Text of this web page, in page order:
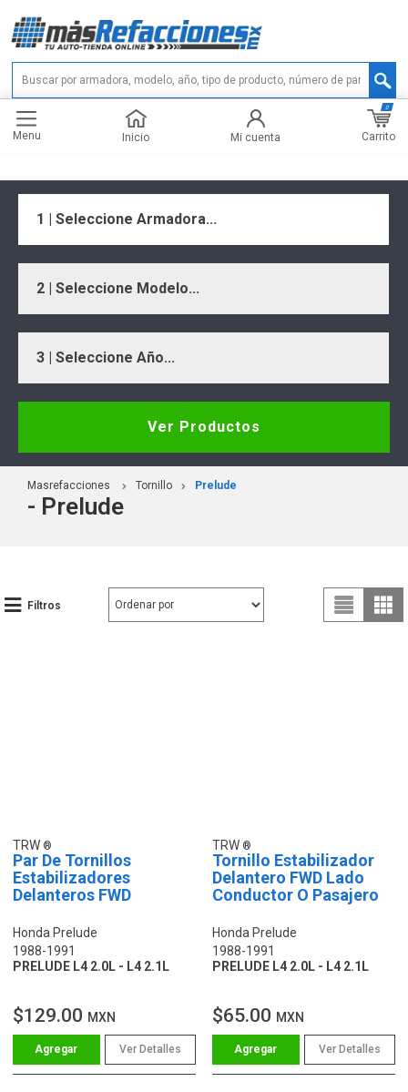
Menu Inicio Mi cuenta Carrito
0
1 | Seleccione Armadora...
2 | Seleccione Modelo...
3 | Seleccione Año...
Ver Productos
Masrefacciones Tornillo Prelude
- Prelude
Filtros
TRW
Par De Tornillos
Estabilizadores
Delanteros FWD
Honda Prelude
1988-1991
PRELUDE L4 2.0L - L4 2.1L
$129.00 MXN
Ver Detalles
TRW
Tornillo Estabilizador
Delantero FWD Lado
Conductor O Pasajero
Honda Prelude
1988-1991
PRELUDE L4 2.0L - L4 2.1L
$65.00 MXN
Ver Detalles